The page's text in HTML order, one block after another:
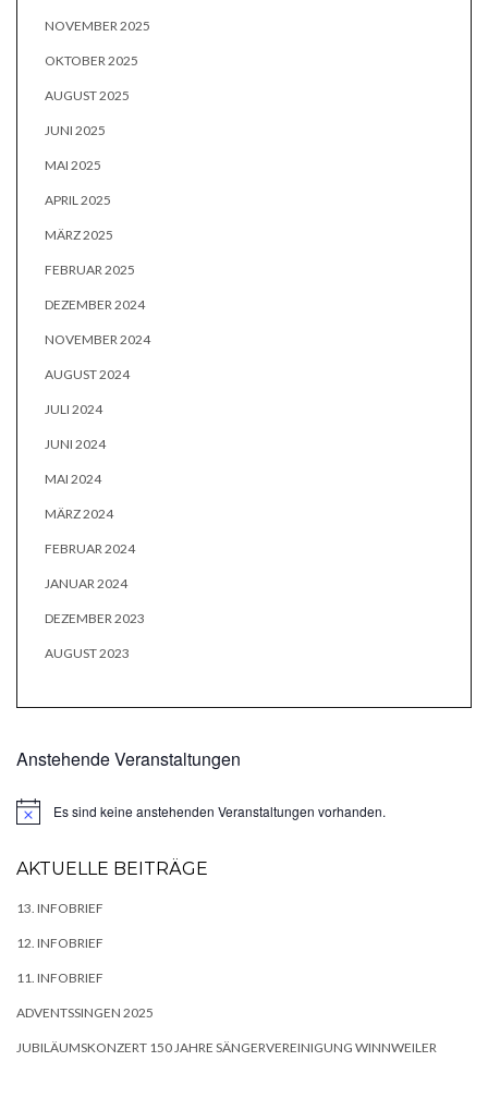
NOVEMBER 2025
OKTOBER 2025
AUGUST 2025
JUNI 2025
MAI 2025
APRIL 2025
MÄRZ 2025
FEBRUAR 2025
DEZEMBER 2024
NOVEMBER 2024
AUGUST 2024
JULI 2024
JUNI 2024
MAI 2024
MÄRZ 2024
FEBRUAR 2024
JANUAR 2024
DEZEMBER 2023
AUGUST 2023
Anstehende Veranstaltungen
HinweisEs sind keine anstehenden Veranstaltungen vorhanden.
AKTUELLE BEITRÄGE
13. INFOBRIEF
12. INFOBRIEF
11. INFOBRIEF
ADVENTSSINGEN 2025
JUBILÄUMSKONZERT 150 JAHRE SÄNGERVEREINIGUNG WINNWEILER